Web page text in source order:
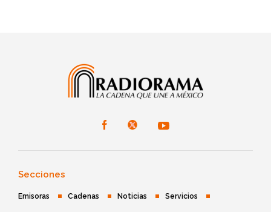
Secciones
Emisoras Cadenas Noticias Servicios